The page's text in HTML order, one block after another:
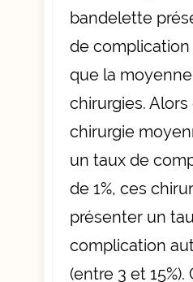
bandelette
de
que la
chirurgies. Alors
chirurgie
un taux de
de 1%, ces
présenter un
complication
(entre 3 et